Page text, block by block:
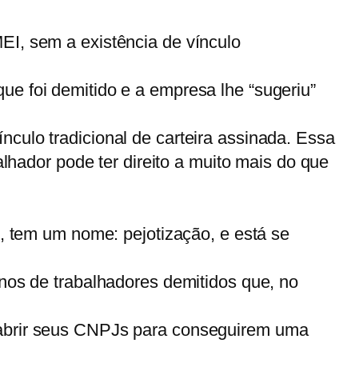
sem a existência de vínculo
foi demitido e a empresa lhe “sugeriu”
tradicional de carteira assinada. Essa
pode ter direito a muito mais do que
um nome: pejotização, e está se
de trabalhadores demitidos que, no
seus CNPJs para conseguirem uma